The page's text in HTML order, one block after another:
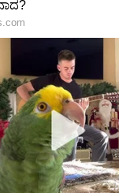
ಟಿಕೆಟ್ ಬೇಡಿಕೆ
ಕುರಿತು
ಇದರಿಂದ
ಪಂದ್ಯದ ಟಿಕೆಟ್‌ಗೆ
ಮೈಕ್ ಆರ್ಥಟನ್